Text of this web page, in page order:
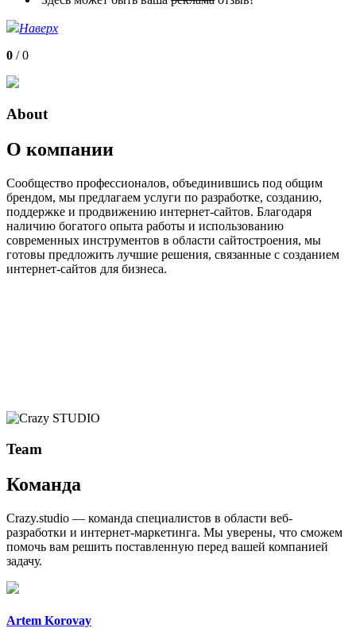
Наверх
0 /0
About
О компании
Сообщество профессионалов, объединившись под общим
брендом, мы предлагаем услуги по разработке, созданию,
поддержке и продвижению интернет-сайтов. Благодаря
наличию богатого опыта работы и использованию
современных инструментов в области сайтостроения, мы
готовы предложить лучшие решения, связанные с созданием
интернет-сайтов для бизнеса.
Team
Команда
Crazy.studio — команда специалистов в области веб-
разработки и интернет-маркетинга. Мы уверены, что сможем
помочь вам решить поставленную перед вашей компанией
задачу.
Artem Korovay